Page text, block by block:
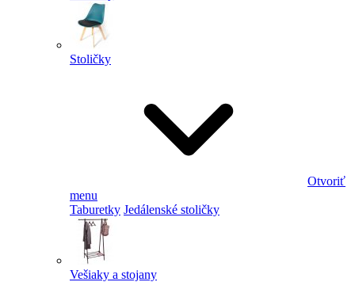
Stoličky
Otvoriť
menu
Taburetky Jedálenské stoličky
Vešiaky a stojany